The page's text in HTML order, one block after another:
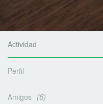
Actividad
Perfil
Amigos 6